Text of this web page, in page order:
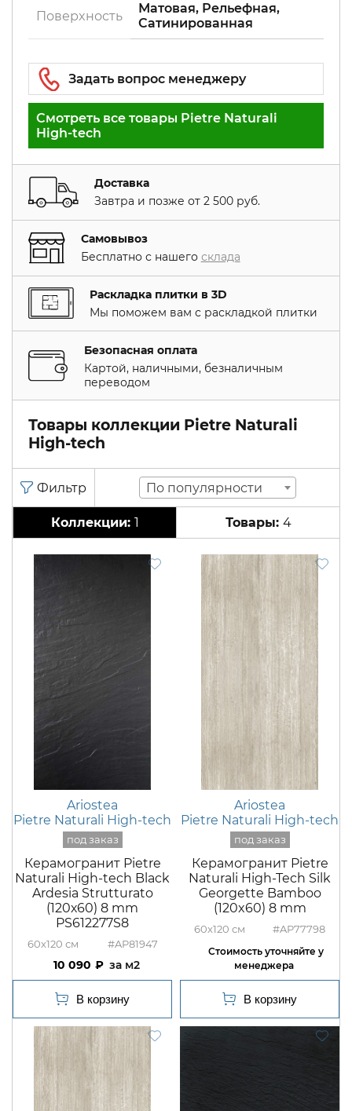
Поверxность
Матовая, Рельефная,
Сатинированная
Смотреть все товары Pietre Naturali
High-tech
Доставка
Завтра и позже от 2 500 руб.
Самовывоз
Бесплатно с нашего склада
Раскладка плитки в 3D
Мы поможем вам с раскладкой плитки
Безопасная оплата
Картой, наличными, безналичным
переводом
Товары коллекции Pietre Naturali
High-tech
По популярности
1 4
Ariostea
Pietre Naturali High-tech
Керамогранит Pietre
Naturali High-tech Black
Ardesia Strutturato
(120х60) 8 mm
PS612277S8
60x120 #AP81947
10 090 м2
Ariostea
Pietre Naturali High-tech
Керамогранит Pietre
Naturali High-Tech Silk
Georgette Bamboo
(120x60) 8 mm
60x120 #AP77798